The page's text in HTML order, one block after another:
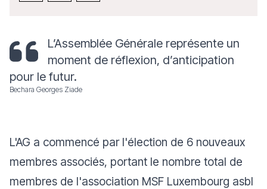
L’Assemblée Générale représente un
moment de réflexion, d’anticipation
pour le futur.
Bechara Georges Ziade
L'AG a commencé par l'élection de 6 nouveaux
membres associés, portant le nombre total de
membres de l'association MSF Luxembourg asbl